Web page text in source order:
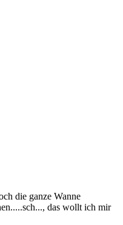
die ganze Wanne
das wollt ich mir